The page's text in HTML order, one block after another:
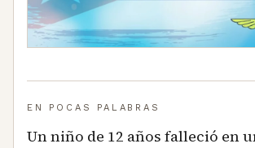
EN POCAS PALABRAS
Un niño de 12 años falleció en